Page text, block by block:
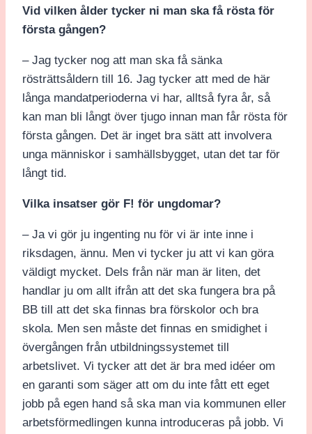
Vid vilken ålder tycker ni man ska få rösta för
första gången?
– Jag tycker nog att man ska få sänka
rösträttsåldern till 16. Jag tycker att med de här
långa mandatperioderna vi har, alltså fyra år, så
kan man bli långt över tjugo innan man får rösta för
första gången. Det är inget bra sätt att involvera
unga människor i samhällsbygget, utan det tar för
långt tid.
Vilka insatser gör F! för ungdomar?
– Ja vi gör ju ingenting nu för vi är inte inne i
riksdagen, ännu. Men vi tycker ju att vi kan göra
väldigt mycket. Dels från när man är liten, det
handlar ju om allt ifrån att det ska fungera bra på
BB till att det ska finnas bra förskolor och bra
skola. Men sen måste det finnas en smidighet i
övergången från utbildningssystemet till
arbetslivet. Vi tycker att det är bra med idéer om
en garanti som säger att om du inte fått ett eget
jobb på egen hand så ska man via kommunen eller
arbetsförmedlingen kunna introduceras på jobb. Vi